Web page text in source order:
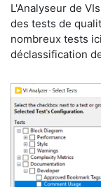
L'Analyseur de
des tests de
nombreux tests
déclassification